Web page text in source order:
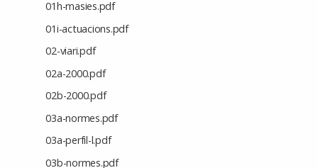
01h-masies.pdf
01i-actuacions.pdf
02-viari.pdf
02a-2000.pdf
02b-2000.pdf
03a-normes.pdf
03a-perfil-l.pdf
03b-normes.pdf